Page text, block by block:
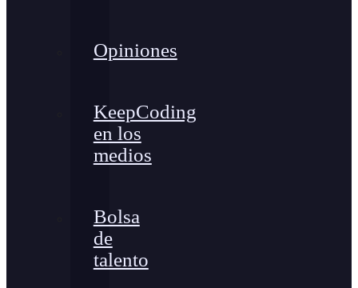
Opiniones
KeepCoding
en los
medios
Bolsa
de
talento